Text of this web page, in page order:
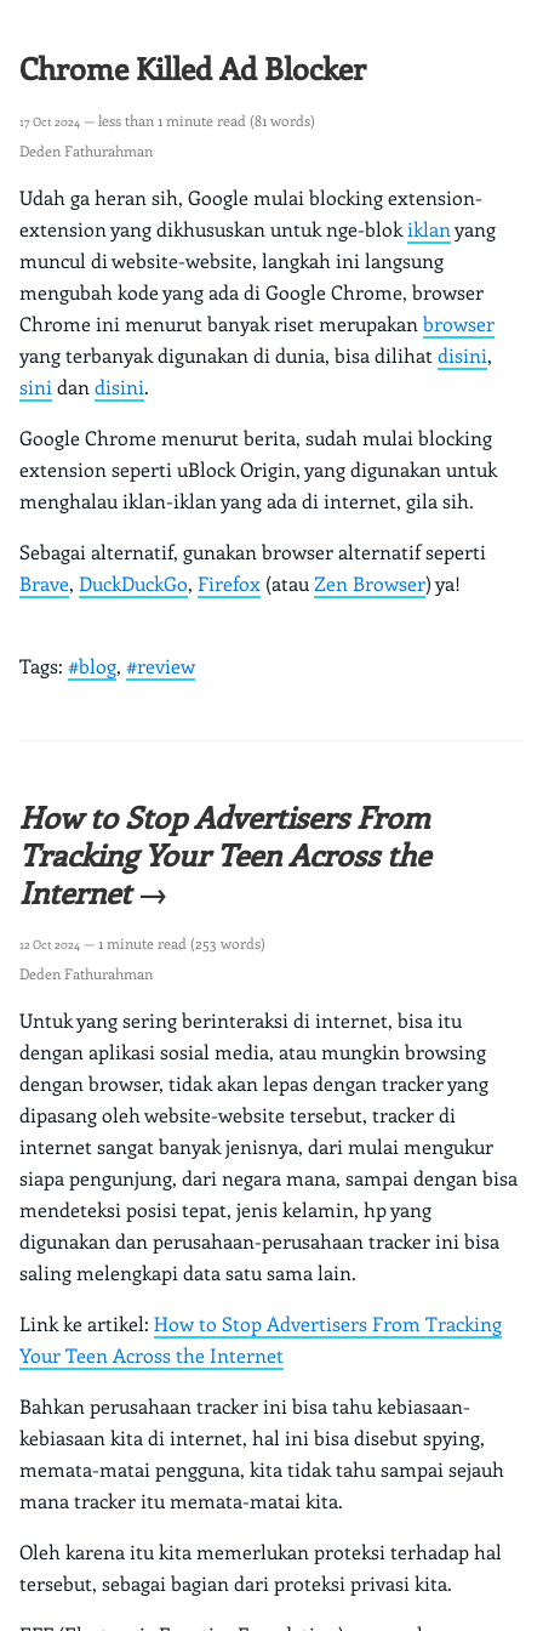
Chrome Killed Ad Blocker
17 Oct 2024 — less than 1 minute read (81 words)
Deden Fathurahman
Udah ga heran sih, Google mulai blocking extension-
extension yang dikhususkan untuk nge-blokiklanyang
muncul di website-website, langkah ini langsung
mengubah kode yang ada di Google Chrome, browser
Chrome ini menurut banyak riset merupakanbrowser
yang terbanyak digunakan di dunia, bisa dilihatdisini,
sinidandisini.
Google Chrome menurut berita, sudah mulai blocking
extension seperti uBlock Origin, yang digunakan untuk
menghalau iklan-iklan yang ada di internet, gila sih.
Sebagai alternatif, gunakan browser alternatif seperti
Brave, DuckDuckGo, Firefox (atauZen Browser) ya!
Tags: #blog, #review
How to Stop Advertisers From
Tracking Your Teen Across the
Internet →
12 Oct 2024 — 1 minute read (253 words)
Deden Fathurahman
Untuk yang sering berinteraksi di internet, bisa itu
dengan aplikasi sosial media, atau mungkin browsing
dengan browser, tidak akan lepas dengan tracker yang
dipasang oleh website-website tersebut, tracker di
internet sangat banyak jenisnya, dari mulai mengukur
siapa pengunjung, dari negara mana, sampai dengan bisa
mendeteksi posisi tepat, jenis kelamin, hp yang
digunakan dan perusahaan-perusahaan tracker ini bisa
saling melengkapi data satu sama lain.
Link ke artikel: How to Stop Advertisers From Tracking
Your Teen Across the Internet
Bahkan perusahaan tracker ini bisa tahu kebiasaan-
kebiasaan kita di internet, hal ini bisa disebut spying,
memata-matai pengguna, kita tidak tahu sampai sejauh
mana tracker itu memata-matai kita.
Oleh karena itu kita memerlukan proteksi terhadap hal
tersebut, sebagai bagian dari proteksi privasi kita.